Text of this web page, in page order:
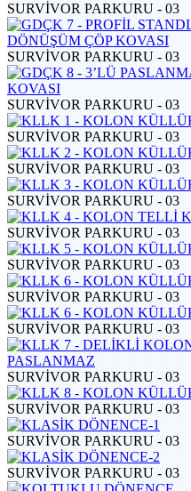
SURVİVOR PARKURU - 03
SURVİVOR PARKURU - 03
SURVİVOR PARKURU - 03
SURVİVOR PARKURU - 03
SURVİVOR PARKURU - 03
SURVİVOR PARKURU - 03
SURVİVOR PARKURU - 03
SURVİVOR PARKURU - 03
SURVİVOR PARKURU - 03
SURVİVOR PARKURU - 03
SURVİVOR PARKURU - 03
SURVİVOR PARKURU - 03
SURVİVOR PARKURU - 03
SURVİVOR PARKURU - 03